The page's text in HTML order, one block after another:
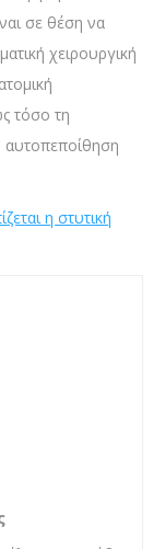
σε θέση να
χειρουργική
τόσο τη
αυτοπεποίθηση
η στυτική